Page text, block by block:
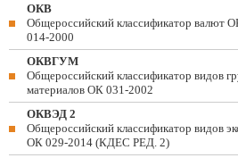
ОКВ
Общероссийский классификатор
014-2000
ОКВГУМ
Общероссийский классификатор видов
материалов ОК 031-2002
ОКВЭД 2
Общероссийский классификатор видов
ОК 029-2014 (КДЕС РЕД. 2)